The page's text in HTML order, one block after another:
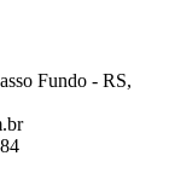
Fundo - RS,